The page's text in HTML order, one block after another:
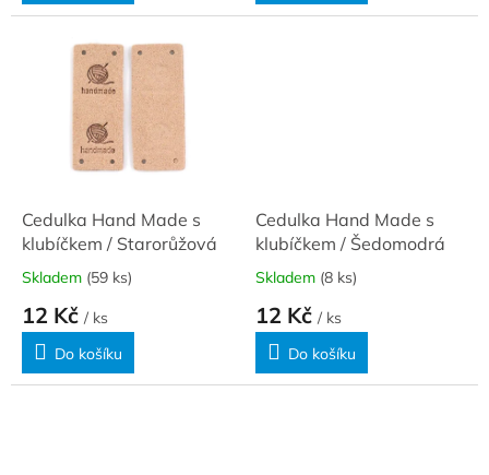
Cedulka Hand Made s
klubíčkem / Starorůžová
Skladem (59 ks)
12 Kč / ks
Do košíku
Cedulka Hand Made s
klubíčkem / Šedomodrá
Skladem (8 ks)
12 Kč / ks
Do košíku